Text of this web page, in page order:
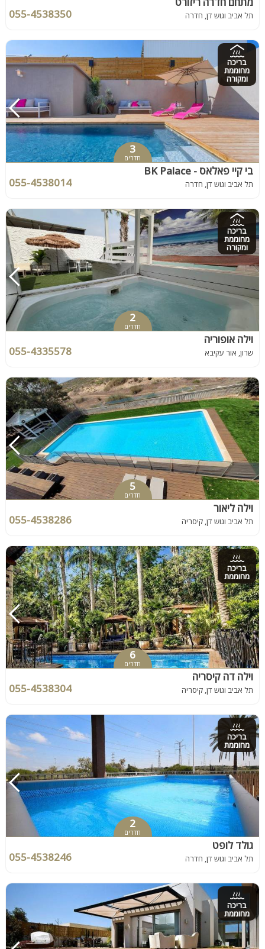
תל אביב וגוש דן, חדרה 055-4538350
בריכה
מחוממת
ומקורה
3
חדרים
בי קיי פאלאס - BK Palace
תל אביב וגוש דן, חדרה 055-4538014
בריכה
מחוממת
ומקורה
2
חדרים
וילה אופוריה
שרון, אור עקיבא 055-4335578
5
חדרים
וילה ליאור
תל אביב וגוש דן, קיסריה 055-4538286
בריכה
מחוממת
6
חדרים
וילה דה קיסריה
תל אביב וגוש דן, קיסריה 055-4538304
בריכה
מחוממת
2
חדרים
גולד לופט
תל אביב וגוש דן, חדרה 055-4538246
בריכה
מחוממת